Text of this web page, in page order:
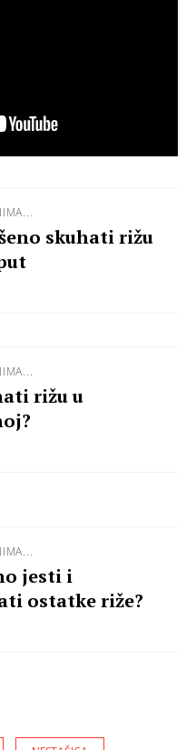
skuhati rižu
rižu u
jesti i
ostatke riže?